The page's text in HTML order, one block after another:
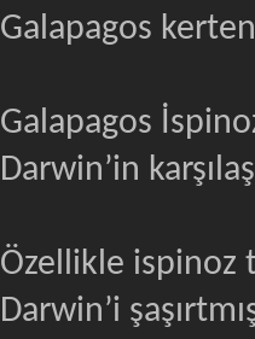
Galapagos
Galapagos
Darwin’in
Özellikle ispinoz
Darwin’i